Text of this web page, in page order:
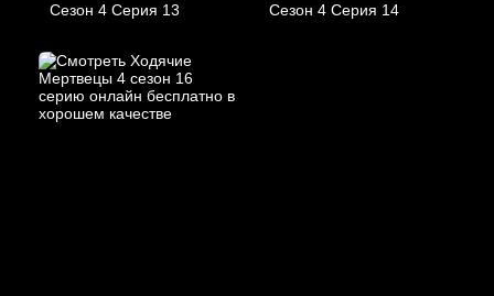
Сезон 4 Серия 13 Сезон 4 Серия 14